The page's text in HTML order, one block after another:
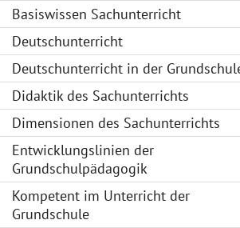
Basiswissen Sachunterricht
Deutschunterricht
Deutschunterricht in der
Didaktik des Sachunterrichts
Dimensionen des Sachunterrichts
Entwicklungslinien der
Grundschulpädagogik
Kompetent im Unterricht der
Grundschule